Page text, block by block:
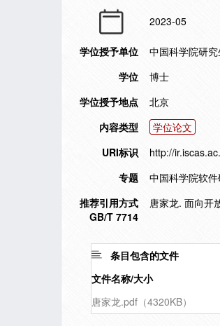
2023-05
学位授予单位
中国科学院研
学位
博士
学位授予地点
北京
内容类型
学位论文
URI标识
http://
专题
中国科学院软
推荐引用方式
GB/T 7714
唐家龙. 面向开
条目包含的文件
文件名称/大小
唐家龙.pdf（4320KB）